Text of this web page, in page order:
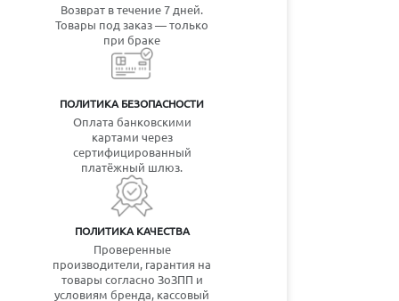
Возврат в течение 7 дней.
Товары под заказ — только
при браке
ПОЛИТИКА БЕЗОПАСНОСТИ
Оплата банковскими
картами через
сертифицированный
платёжный шлюз.
ПОЛИТИКА КАЧЕСТВА
Проверенные
производители, гарантия на
товары согласно ЗоЗПП и
условиям бренда, кассовый